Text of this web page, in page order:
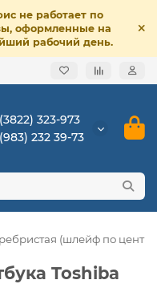
не работает по
оформленные на
рабочий день.
323-973
232 39-73
(шлейф по
Toshiba